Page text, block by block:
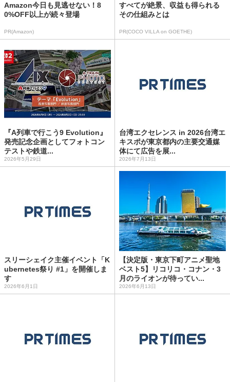
Amazon今日も見逃せない！8
0%OFF以上が続々登場
PR(Amazon)
すべてが絶景、収益も得られる
その仕組みとは
PR(COCO VILLA on GOETHE)
『A列車で行こう9 Evolution』
発売記念企画としてフォトコン
テストや鉄道...
2026年5月29日
台湾エクセレンス in 2026台湾エ
キスポが東京都内の主要交通媒
体にて広告を展...
2026年7月13日
スリーシェイク主催イベント「K
ubernetes祭り #1」を開催しま
す
2026年6月1日
【決定版・東京下町アニメ聖地
ベスト5】リコリコ・コナン・3
月のライオンが待ってい...
2026年6月13日